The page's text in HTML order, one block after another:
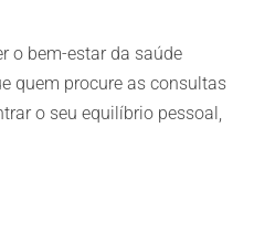
o bem-estar da saúde
quem procure as consultas
o seu equilíbrio pessoal,